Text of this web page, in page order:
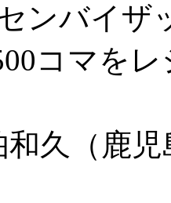
ンバイザ
コマを
久（鹿